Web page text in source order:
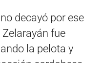
decayó por ese
Zelarayán fue
la pelota y